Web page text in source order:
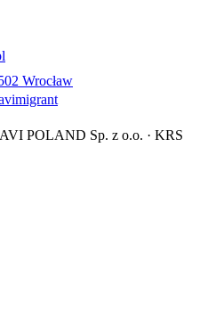
Wrocław
POLAND Sp. z o.o. · KRS